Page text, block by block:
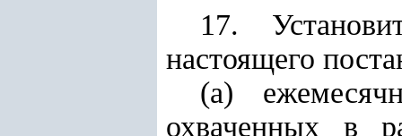
17.
настоящего
(а)
охваченных в